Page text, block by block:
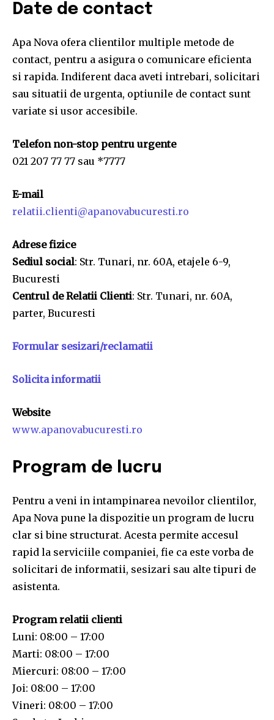
Date de contact
Apa Nova ofera clientilor multiple metode de
contact, pentru a asigura o comunicare eficienta
si rapida. Indiferent daca aveti intrebari, solicitari
sau situatii de urgenta, optiunile de contact sunt
variate si usor accesibile.
Telefon non-stop pentru urgente
021 207 77 77 sau *7777
E-mail
relatii.clienti@apanovabucuresti.ro
Adrese fizice
Sediul social: Str. Tunari, nr. 60A, etajele 6-9,
Bucuresti
Centrul de Relatii Clienti: Str. Tunari, nr. 60A,
parter, Bucuresti
Formular sesizari/reclamatii
Solicita informatii
Website
www.apanovabucuresti.ro
Program de lucru
Pentru a veni in intampinarea nevoilor clientilor,
Apa Nova pune la dispozitie un program de lucru
clar si bine structurat. Acesta permite accesul
rapid la serviciile companiei, fie ca este vorba de
solicitari de informatii, sesizari sau alte tipuri de
asistenta.
Program relatii clienti
Luni: 08:00 – 17:00
Marti: 08:00 – 17:00
Miercuri: 08:00 – 17:00
Joi: 08:00 – 17:00
Vineri: 08:00 – 17:00